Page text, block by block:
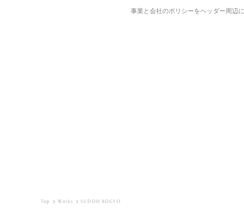
事業と会社のポリシーをヘッダー周辺に
Top Works SUDOH KOGYO